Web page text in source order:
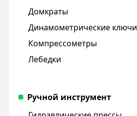
Домкраты
Динамометрические ключи
Компрессометры
Лебедки
Ручной инструмент